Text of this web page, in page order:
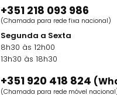
+351 218 093 986
(Chamada para rede fixa nacional)
Segunda a Sexta
8h30 às 12h00
13h30 às 18h30
+351 920 418 824
(Chamada para rede móvel